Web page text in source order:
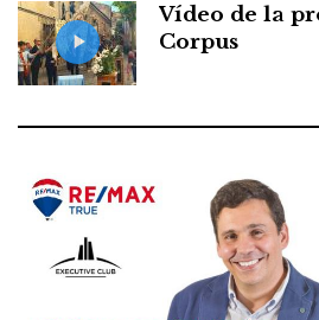
Vídeo de la
Corpus